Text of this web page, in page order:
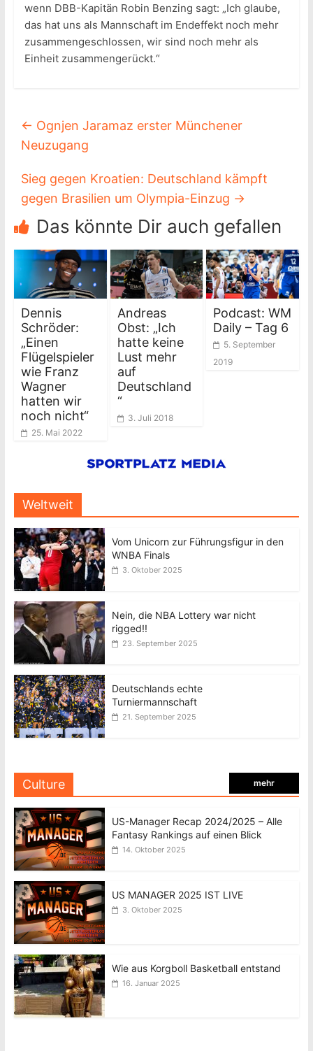
wenn DBB-Kapitän Robin Benzing sagt: „Ich glaube,
das hat uns als Mannschaft im Endeffekt noch mehr
zusammengeschlossen, wir sind noch mehr als
Einheit zusammengerückt.“
← Ognjen Jaramaz erster Münchener
Neuzugang
Sieg gegen Kroatien: Deutschland kämpft
gegen Brasilien um Olympia-Einzug →
Das könnte Dir auch gefallen
Dennis
Schröder:
„Einen
Flügelspieler
wie Franz
Wagner
hatten wir
noch nicht“
25. Mai 2022
Andreas
Obst: „Ich
hatte keine
Lust mehr
auf
Deutschland
“
3. Juli 2018
Podcast: WM
Daily – Tag 6
5. September
2019
Weltweit
Vom Unicorn zur Führungsfigur in den
WNBA Finals
3. Oktober 2025
Nein, die NBA Lottery war nicht
rigged!!
23. September 2025
Deutschlands echte
Turniermannschaft
21. September 2025
Culture mehr
US-Manager Recap 2024/2025 – Alle
Fantasy Rankings auf einen Blick
14. Oktober 2025
US MANAGER 2025 IST LIVE
3. Oktober 2025
Wie aus Korgboll Basketball entstand
16. Januar 2025